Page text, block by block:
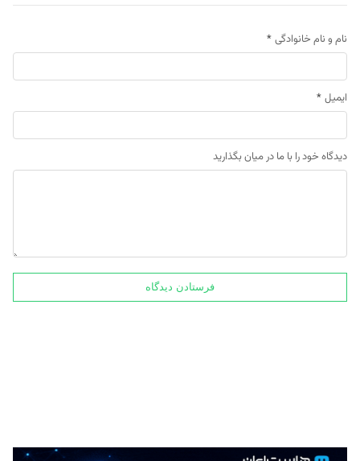
نام و نام خانوادگی *
ایمیل *
دیدگاه خود را با ما در میان بگذارید